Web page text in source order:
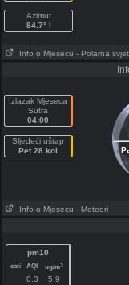
Azimut
84.7° I
Info o Mjesecu - Polarna
Izlazak Mjeseca
Sutra
04:00
Sljedeći uštap
Pet 28 kol
Info o Mjesecu - Meteori
pm10
sati AQI ug/m3
0.3 5.9